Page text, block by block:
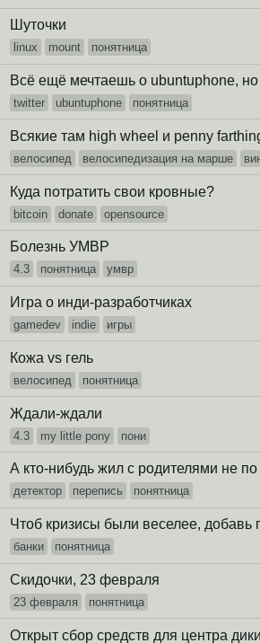
Шуточки
linux mount понятница
Всё ещё мечтаешь о ubuntuphonе, но
twitter ubuntuphone понятница
Всякие там high wheel и penny
велосипед велосипедизация на марше
Куда потратить свои кровные?
bitcoin donate opensource
Болезнь УМВР
4.3 понятница умвр
Игра о инди-разработчиках
gamedev indie игры
Кожа vs гель
велосипед понятница
Ждали-ждали
4.3 my little pony пони
А кто-нибудь жил с родителями не
детектор перепись понятница
Чтоб кризисы были веселее, добавь
банки понятница
Скидочки, 23 февраля
23 февраля понятница
Открыт сбор средств для центра